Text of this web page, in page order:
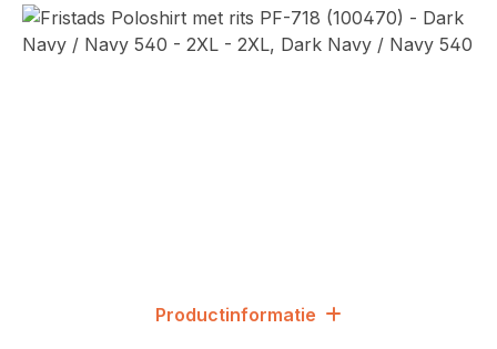
Afbeeldingengalerij overslaan
Productinformatie